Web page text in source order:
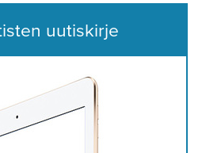
uutiskirje